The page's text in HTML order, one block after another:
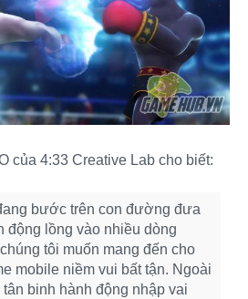
của 4:33 Creative Lab cho biết:
bước trên con đường đưa
động lồng vào nhiều dòng
tôi muốn mang đến cho
mobile niềm vui bất tận. Ngoài
binh hành động nhập vai